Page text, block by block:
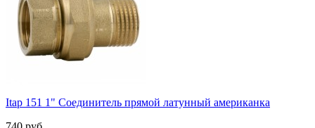
Itap 151 1" Соединитель прямой латунный американка